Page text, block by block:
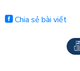
Chia sẻ bài viết